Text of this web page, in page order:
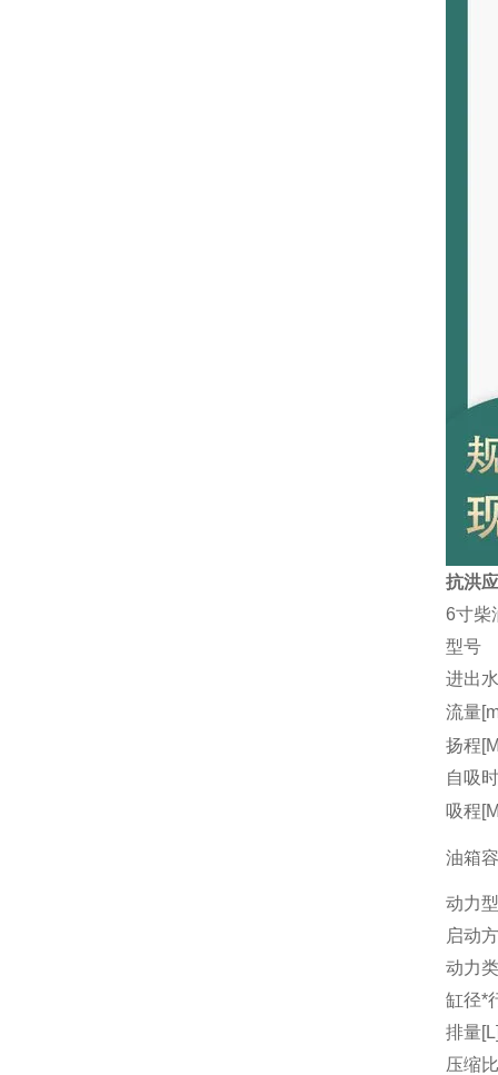
抗洪
6寸柴
型号
进出
流量
扬程
自吸
吸程
油箱
动力
启动
动力
缸径*
排量
压缩比